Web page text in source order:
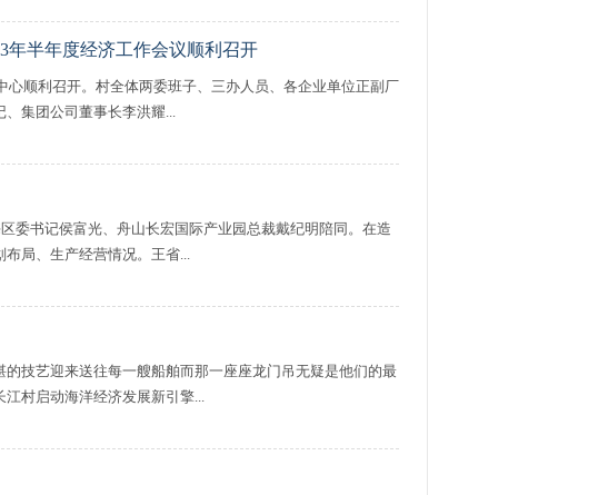
年半年度经济工作会议顺利召开
顺利召开。村全体两委班子、三办人员、各企业单位正副厂
集团公司董事长李洪耀...
委书记侯富光、舟山长宏国际产业园总裁戴纪明陪同。在造
局、生产经营情况。王省...
技艺迎来送往每一艘船舶而那一座座龙门吊无疑是他们的最
村启动海洋经济发展新引擎...